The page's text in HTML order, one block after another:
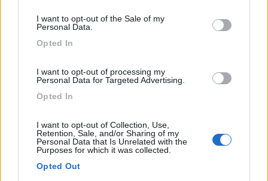
I want to opt-out of the Sale of my
Personal Data.
Opted In
I want to opt-out of processing my
Personal Data for Targeted Advertising.
Opted In
I want to opt-out of Collection, Use,
Retention, Sale, and/or Sharing of my
Personal Data that Is Unrelated with the
Purposes for which it was collected.
Opted Out
Area di sosta (PS+CS)
Area parcheggio La Casa Vecchia
9,1 12
Servizi / Posizione